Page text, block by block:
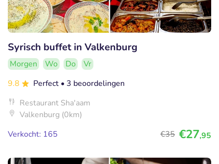
Syrisch buffet in Valkenburg
Morgen Wo Do
Vr
9.8
Perfect • 3 beoordelingen
Restaurant Sha'aam
Valkenburg (0km)
Verkocht: 165
€35 €27,95